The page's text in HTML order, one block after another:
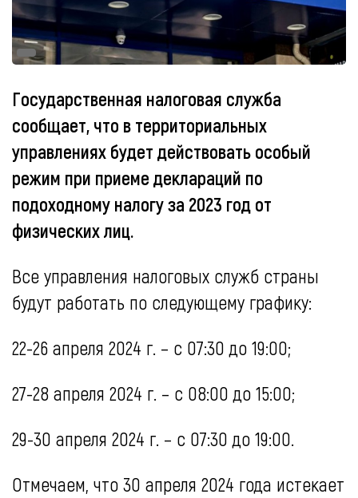
Государственная налоговая служба
сообщает, что в территориальных
управлениях будет действовать особый
режим при приеме деклараций по
подоходному налогу за 2023 год от
физических лиц.
Все управления налоговых служб страны
будут работать по следующему графику:
22-26 апреля 2024 г. – с 07:30 до 19:00;
27-28 апреля 2024 г. – с 08:00 до 15:00;
29-30 апреля 2024 г. – с 07:30 до 19:00.
Отмечаем, что 30 апреля 2024 года истекает